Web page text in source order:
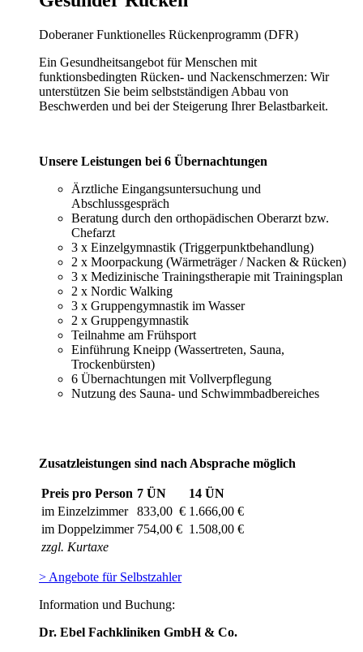
Doberaner Funktionelles Rückenprogramm (DFR)
Ein Gesundheitsangebot für Menschen mit
funktionsbedingten Rücken- und Nackenschmerzen: Wir
unterstützen Sie beim selbstständigen Abbau von
Beschwerden und bei der Steigerung Ihrer Belastbarkeit.
Unsere Leistungen bei 6 Übernachtungen
Ärztliche Eingangsuntersuchung und
Abschlussgespräch
Beratung durch den orthopädischen Oberarzt bzw.
Chefarzt
3 x Einzelgymnastik (Triggerpunktbehandlung)
2 x Moorpackung (Wärmeträger / Nacken & Rücken)
3 x Medizinische Trainingstherapie mit Trainingsplan
2 x Nordic Walking
3 x Gruppengymnastik im Wasser
2 x Gruppengymnastik
Teilnahme am Frühsport
Einführung Kneipp (Wassertreten, Sauna,
Trockenbürsten)
6 Übernachtungen mit Vollverpflegung
Nutzung des Sauna- und Schwimmbadbereiches
Zusatzleistungen sind nach Absprache möglich
Preis pro Person 7 ÜN
14 ÜN
im Einzelzimmer
833,00 € 1.666,00 €
im Doppelzimmer 754,00 € 1.508,00 €
zzgl. Kurtaxe
> Angebote für Selbstzahler
Information und Buchung:
Dr. Ebel Fachkliniken GmbH & Co.